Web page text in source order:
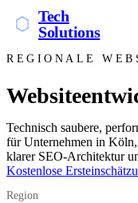
Tech
Solutions
REGIONALE
Technisch saubere,
für Unternehmen in
klarer SEO-Architektur
Kostenlose
Region